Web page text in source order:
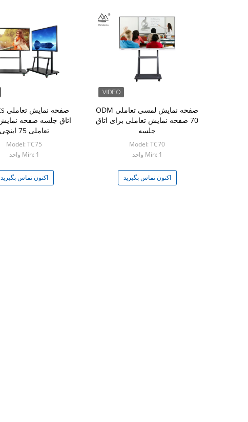
اتاق جلسه صفحه
تعاملی 75 اینچی
Model: TC75
Min: 1 واحد
اکنون تماس بگیرید
صفحه نمایش لمسی تعاملی ODM
70 صفحه نمایش تعاملی برای اتاق
جلسه
Model: TC70
Min: 1 واحد
اکنون تماس بگیرید